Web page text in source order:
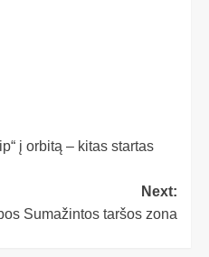
į orbitą – kitas startas
Next:
Sumažintos taršos zona